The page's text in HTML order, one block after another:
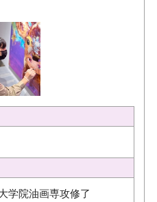
学院油画専攻修了